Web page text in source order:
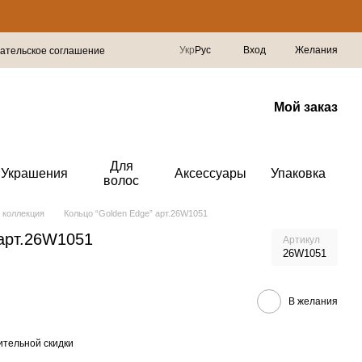
соглашение
Укр Рус Вход Желания
Мой заказ
Украшения
Для
волос
Аксессуары Упаковка
Кольцо “Golden Edge” арт.26W1051
Артикул
26W1051
В желания
скидки